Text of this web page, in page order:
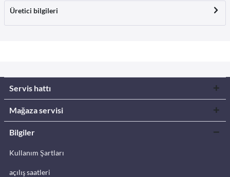
Üretici bilgileri
Servis hattı
Mağaza servisi
Bilgiler
Kullanım Şartları
açılış saatleri